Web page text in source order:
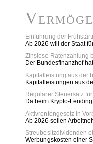
Einführung der
Ab 2026 will der Staat
Zinslose Ratenzahlung
Der Bundesfinanzhof
Kapitalleistung aus der
Kapitalleistungen aus
Regulärer Steuersatz
Da beim Krypto-
Aktivrentengesetz in
Ab 2026 sollen
Streubesitzdividenden
Werbungskosten einer